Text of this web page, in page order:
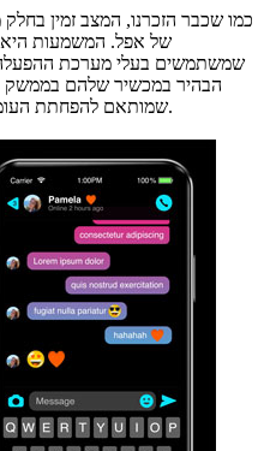
כמו שכבר הזכרנו, המצב זמין
שמשתמשים בעלי מערכת
הבהיר במכשיר שלהם בממשק
שמותאם להפחתת העומס על העיניים בייחוד בסביבה חשוכה.